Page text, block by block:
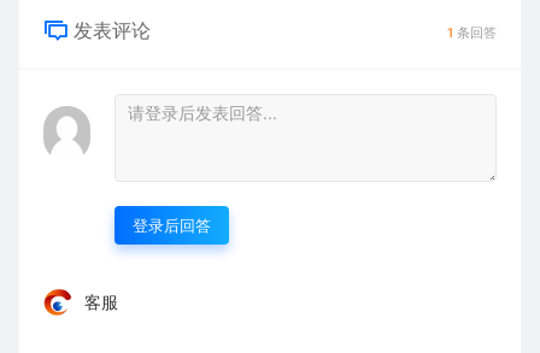
发表评论 1 条回答
登录后回答
客服